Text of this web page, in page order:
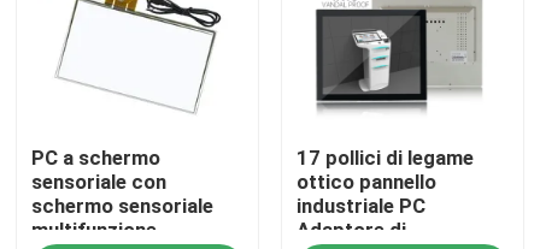
Casa
PC a schermo
sensoriale con
schermo sensoriale
multifunzione
17 pollici di legame
ottico pannello
industriale PC
Adaptore di